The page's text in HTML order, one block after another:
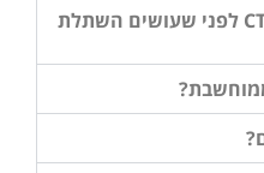
מדוע צריך לבצע צילום CT לפני שעושים השתלת